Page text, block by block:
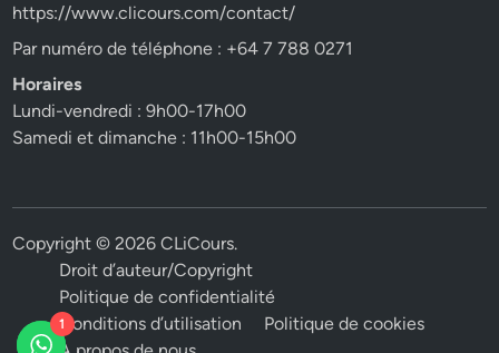
https://www.clicours.com/contact/
Par numéro de téléphone : +64 7 788 0271
Horaires
Lundi-vendredi : 9h00-17h00
Samedi et dimanche : 11h00-15h00
Copyright © 2026CLiCours.
Droit d’auteur/Copyright
Politique de confidentialité
Conditions d’utilisation
Politique de cookies
1